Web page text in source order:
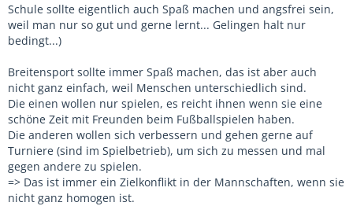
Schule sollte eigentlich auch Spaß machen und angsfrei sein,
weil man nur so gut und gerne lernt... Gelingen halt nur
bedingt...)
Breitensport sollte immer Spaß machen, das ist aber auch
nicht ganz einfach, weil Menschen unterschiedlich sind.
Die einen wollen nur spielen, es reicht ihnen wenn sie eine
schöne Zeit mit Freunden beim Fußballspielen haben.
Die anderen wollen sich verbessern und gehen gerne auf
Turniere (sind im Spielbetrieb), um sich zu messen und mal
gegen andere zu spielen.
=> Das ist immer ein Zielkonflikt in der Mannschaften, wenn sie
nicht ganz homogen ist.